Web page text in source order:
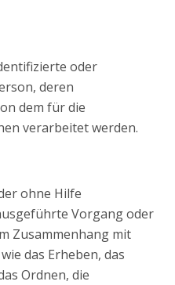
oder
deren
dem für die
verarbeitet werden.
ohne Hilfe
Vorgang oder
Zusammenhang mit
das Erheben, das
Ordnen, die